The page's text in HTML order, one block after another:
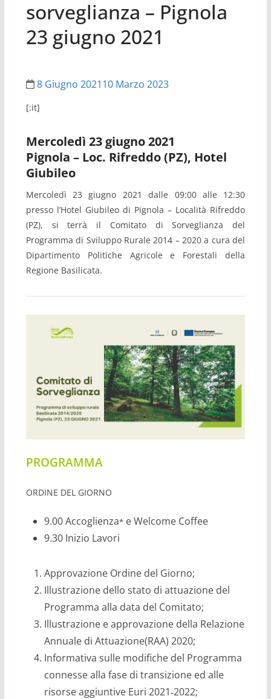
sorveglianza – Pignola
23 giugno 2021
8 Giugno 202110 Marzo 2023
[:it]
Mercoledì 23 giugno 2021
Pignola – Loc. Rifreddo (PZ), Hotel
Giubileo
Mercoledì 23 giugno 2021 dalle 09:00 alle 12:30
presso l’Hotel Giubileo di Pignola – Località Rifreddo
(PZ), si terrà il Comitato di Sorveglianza del
Programma di Sviluppo Rurale 2014 – 2020 a cura del
Dipartimento Politiche Agricole e Forestali della
Regione Basilicata.
PROGRAMMA
ORDINE DEL GIORNO
9.00 Accoglienza*e Welcome Coffee
9.30 Inizio Lavori
Approvazione Ordine del Giorno;
Illustrazione dello stato di attuazione del
Programma alla data del Comitato;
Illustrazione e approvazione della Relazione
Annuale di Attuazione(RAA) 2020;
Informativa sulle modifiche del Programma
connesse alla fase di transizione ed alle
risorse aggiuntive Euri 2021‐2022;